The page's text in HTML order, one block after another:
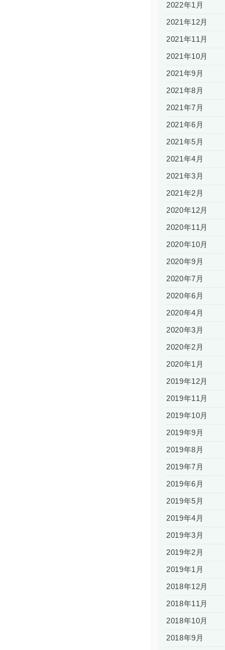
2022年1月
2021年12月
2021年11月
2021年10月
2021年9月
2021年8月
2021年7月
2021年6月
2021年5月
2021年4月
2021年3月
2021年2月
2020年12月
2020年11月
2020年10月
2020年9月
2020年7月
2020年6月
2020年4月
2020年3月
2020年2月
2020年1月
2019年12月
2019年11月
2019年10月
2019年9月
2019年8月
2019年7月
2019年6月
2019年5月
2019年4月
2019年3月
2019年2月
2019年1月
2018年12月
2018年11月
2018年10月
2018年9月